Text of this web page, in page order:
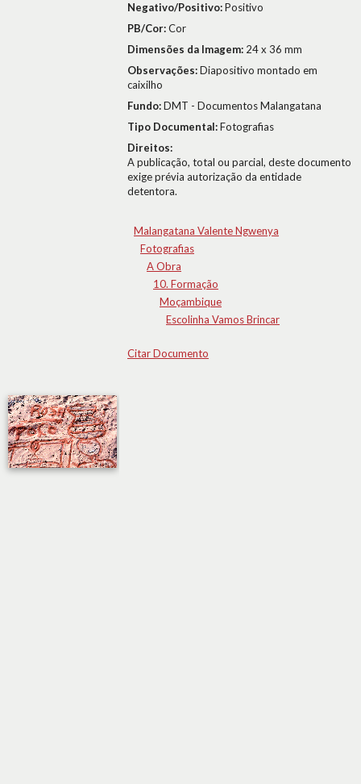
Negativo/Positivo:Positivo
PB/Cor:Cor
Dimensões da Imagem: 24 x 36 mm
Observações:Diapositivo montado em
caixilho
Fundo:DMT - Documentos Malangatana
Tipo Documental:Fotografias
Direitos:
A publicação, total ou parcial, deste documento
exige prévia autorização da entidade
detentora.
Malangatana Valente Ngwenya
Fotografias
A Obra
10. Formação
Moçambique
Escolinha Vamos Brincar
Citar Documento